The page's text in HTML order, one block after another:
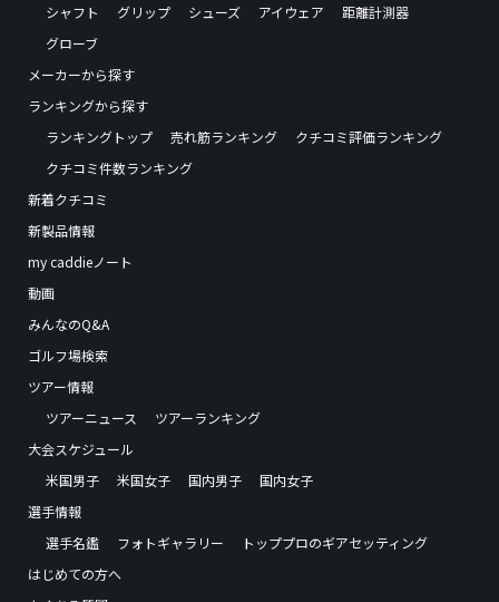
シャフト
グリップ シューズ アイウェア
距離計測器
グローブ
メーカーから探す
ランキングから探す
ランキングトップ
売れ筋ランキング
クチコミ評価ランキング
クチコミ件数ランキング
新着クチコミ
新製品情報
my caddieノート
動画
みんなのQ&A
ゴルフ場検索
ツアー情報
ツアーニュース
ツアーランキング
大会スケジュール
米国男子
米国女子 国内男子
国内女子
選手情報
選手名鑑
フォトギャラリー
トッププロのギアセッティング
はじめての方へ